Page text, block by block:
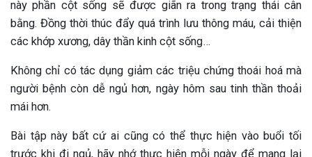
này phần cột sống sẽ được giãn ra trong trạng thái cân
bằng. Đồng thời thúc đẩy quá trình lưu thông máu, cải thiện
các khớp xương, dây thần kinh cột sống…
Không chỉ có tác dụng giảm các triệu chứng thoái hoá mà
người bệnh còn dễ ngủ hơn, ngày hôm sau tinh thần thoải
mái hơn.
Bài tập này bất cứ ai cũng có thể thực hiện vào buổi tối
trước khi đi ngủ, hãy nhớ thực hiện mỗi ngày để mang lại